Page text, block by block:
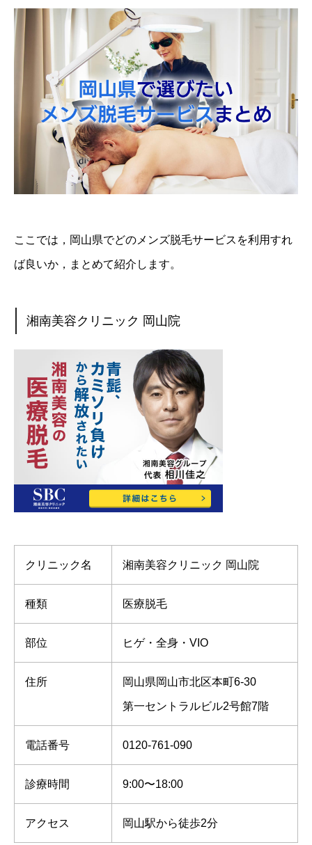
ここでは，岡山県でどのメンズ脱毛サービスを利用すれ
ば良いか，まとめて紹介します。
湘南美容クリニック 岡山院
クリニック名 湘南美容クリニック 岡山院
種類 医療脱毛
部位 ヒゲ・全身・VIO
住所 岡山県岡山市北区本町6‐30
第一セントラルビル2号館7階
電話番号 0120-761-090
診療時間 9:00〜18:00
アクセス 岡山駅から徒歩2分